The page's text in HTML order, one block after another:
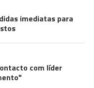
imediatas para
com líder